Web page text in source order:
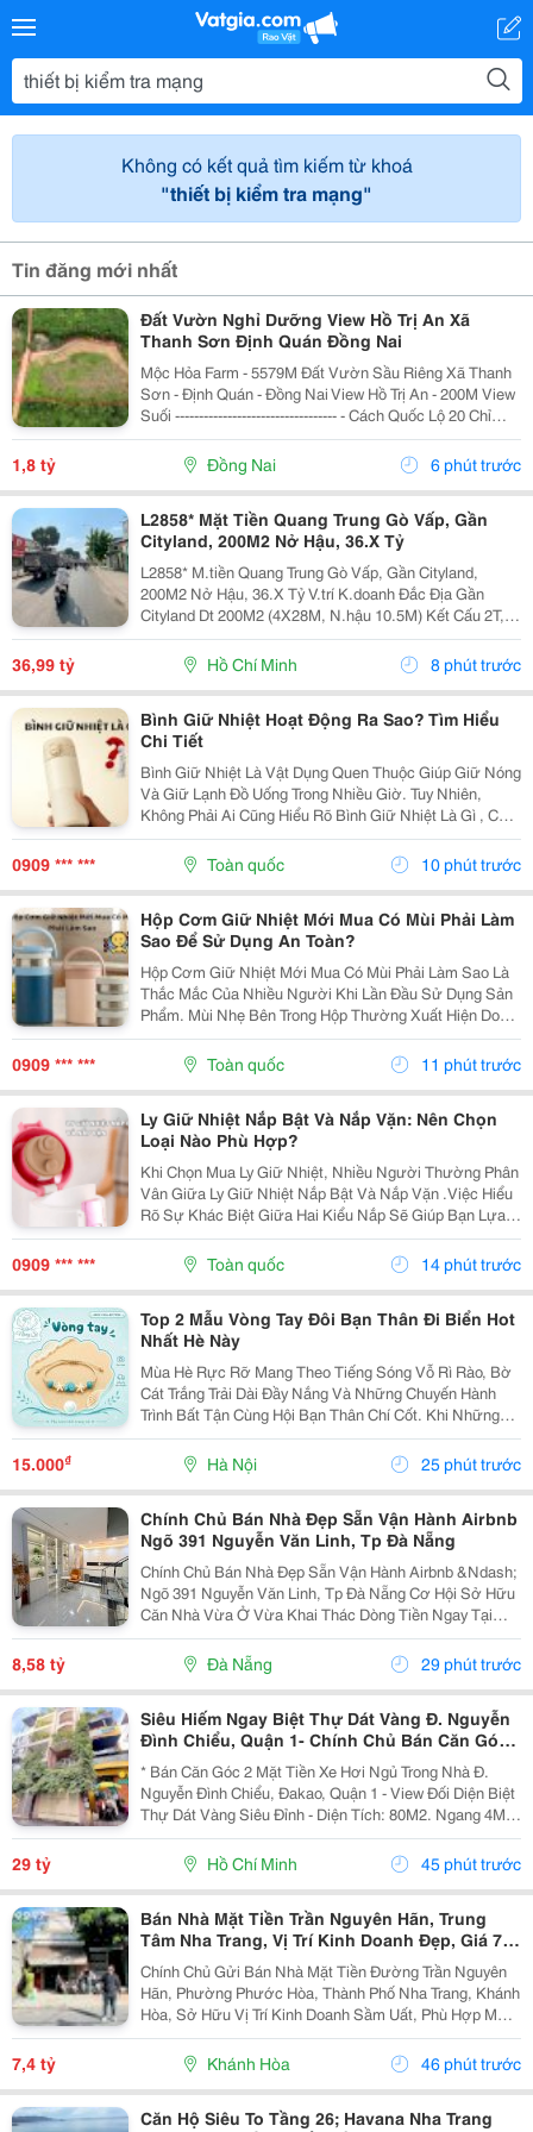
Không có kết quả tìm kiếm từ khoá
"thiết bị kiểm tra mạng"
Tin đăng mới nhất
Đất Vườn Nghỉ Dưỡng View Hồ Trị An Xã
Thanh Sơn Định Quán Đồng Nai
Mộc Hỏa Farm - 5579M Đất Vườn Sầu Riêng Xã Thanh
Sơn - Định Quán - Đồng Nai View Hồ Trị An - 200M View
Suối ---------------------------------- - Cách Quốc Lộ 20 Chỉ
12Km. - Đường Ô Tô 6M, Cách Mặt Tiền Đường Nhựa
Lớn 500M - Diện Tích: 5579M=...
1,8 tỷ Đồng Nai 6 phút trước
L2858* Mặt Tiền Quang Trung Gò Vấp, Gần
Cityland, 200M2 Nở Hậu, 36.X Tỷ
L2858* M.tiền Quang Trung Gò Vấp, Gần Cityland,
200M2 Nở Hậu, 36.X Tỷ V.trí K.doanh Đắc Địa Gần
Cityland Dt 200M2 (4X28M, N.hậu 10.5M) Kết Cấu 2T, 2
P.ngủ, 2Wc, Sân Sau Đường 24M Thông, Quy Hoạch
40M ▶️ Kết Bạn Zalo Nhận Thông Tin!
36,99 tỷ Hồ Chí Minh 8 phút trước
Bình Giữ Nhiệt Hoạt Động Ra Sao? Tìm Hiểu
Chi Tiết
Bình Giữ Nhiệt Là Vật Dụng Quen Thuộc Giúp Giữ Nóng
Và Giữ Lạnh Đồ Uống Trong Nhiều Giờ. Tuy Nhiên,
Không Phải Ai Cũng Hiểu Rõ Bình Giữ Nhiệt Là Gì , Cấu
Tạo Ra Sao Và Vì Sao Sản Phẩm Có Thể Duy Trì Nhiệt
Độ Lâu Như Vậy. Bài Viết Dưới Đây Sẽ Giúp Bạn...
0909 *** *** Toàn quốc 10 phút trước
Hộp Cơm Giữ Nhiệt Mới Mua Có Mùi Phải Làm
Sao Để Sử Dụng An Toàn?
Hộp Cơm Giữ Nhiệt Mới Mua Có Mùi Phải Làm Sao Là
Thắc Mắc Của Nhiều Người Khi Lần Đầu Sử Dụng Sản
Phẩm. Mùi Nhẹ Bên Trong Hộp Thường Xuất Hiện Do
Quá Trình Sản Xuất, Đóng Gói Hoặc Bảo Quản Và
Không Phải Lúc Nào Cũng Là Dấu Hiệu Của Chất Lượng
Kém....
0909 *** *** Toàn quốc 11 phút trước
Ly Giữ Nhiệt Nắp Bật Và Nắp Vặn: Nên Chọn
Loại Nào Phù Hợp?
Khi Chọn Mua Ly Giữ Nhiệt, Nhiều Người Thường Phân
Vân Giữa Ly Giữ Nhiệt Nắp Bật Và Nắp Vặn .Việc Hiểu
Rõ Sự Khác Biệt Giữa Hai Kiểu Nắp Sẽ Giúp Bạn Lựa
Chọn Được Chiếc Ly Phù Hợp Với Nhu Cầu Học Tập,
Làm Việc, Tập Luyện Hay Du Lịch. Hãy Cùng Cozycup...
0909 *** *** Toàn quốc 14 phút trước
Top 2 Mẫu Vòng Tay Đôi Bạn Thân Đi Biển Hot
Nhất Hè Này
Mùa Hè Rực Rỡ Mang Theo Tiếng Sóng Vỗ Rì Rào, Bờ
Cát Trắng Trải Dài Đầy Nắng Và Những Chuyến Hành
Trình Bất Tận Cùng Hội Bạn Thân Chí Cốt. Khi Những
Chiếc Vali Bắt Đầu Được Lấp Đầy Bởi Những Bộ Bikini
Rực Rỡ, Những Chiếc Váy Maxi Thướt Tha Hay
Những...
15.000₫ Hà Nội 25 phút trước
Chính Chủ Bán Nhà Đẹp Sẵn Vận Hành Airbnb
Ngõ 391 Nguyễn Văn Linh, Tp Đà Nẵng
Chính Chủ Bán Nhà Đẹp Sẵn Vận Hành Airbnb &Ndash;
Ngõ 391 Nguyễn Văn Linh, Tp Đà Nẵng Cơ Hội Sở Hữu
Căn Nhà Vừa Ở Vừa Khai Thác Dòng Tiền Ngay Tại
Trung Tâm Đà Nẵng, Nằm Trên Trục Đường Nguyễn Văn
Linh &Ndash; Một Trong Những Tuyến Phố Sầm Uất Và
8,58 tỷ Đà Nẵng 29 phút trước
Siêu Hiếm Ngay Biệt Thự Dát Vàng Đ. Nguyễn
Đình Chiểu, Quận 1- Chính Chủ Bán Căn Góc
2 Mặt Tiền Hxh - Dt 4M*20M - Xung Quanh Khu
Trí Thức Cao
* Bán Căn Góc 2 Mặt Tiền Xe Hơi Ngủ Trong Nhà Đ.
Nguyễn Đình Chiểu, Đakao, Quận 1 - View Đối Diện Biệt
Thự Dát Vàng Siêu Đỉnh - Diện Tích: 80M2. Ngang 4M *
20M. - Kết Cấu: 3 Tầng Btct. - Chỉ Cách 2 Căn Ra Mặt
Tiền Lớn - Hxh Thông Nguyễn Ảnh Thủ -...
29 tỷ Hồ Chí Minh 45 phút trước
Bán Nhà Mặt Tiền Trần Nguyên Hãn, Trung
Tâm Nha Trang, Vị Trí Kinh Doanh Đẹp, Giá 7,4
Tỷ
Chính Chủ Gửi Bán Nhà Mặt Tiền Đường Trần Nguyên
Hãn, Phường Phước Hòa, Thành Phố Nha Trang, Khánh
Hòa, Sở Hữu Vị Trí Kinh Doanh Sầm Uất, Phù Hợp Mở
Cửa Hàng, Văn Phòng, Showroom Hoặc Đầu Tư Cho
Thuê Lâu Dài. Thông Tin Chi Tiết. - Địa Chỉ: Số...
7,4 tỷ Khánh Hòa 46 phút trước
Căn Hộ Siêu To Tầng 26; Havana Nha Trang